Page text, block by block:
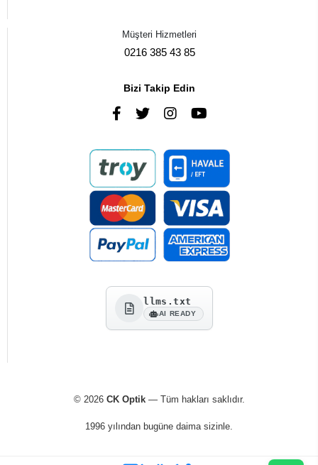
Müşteri Hizmetleri
0216 385 43 85
Bizi Takip Edin
llms.txt
AI READY
© 2026 CK Optik— Tüm hakları saklıdır.
1996 yılından bugüne daima sizinle.